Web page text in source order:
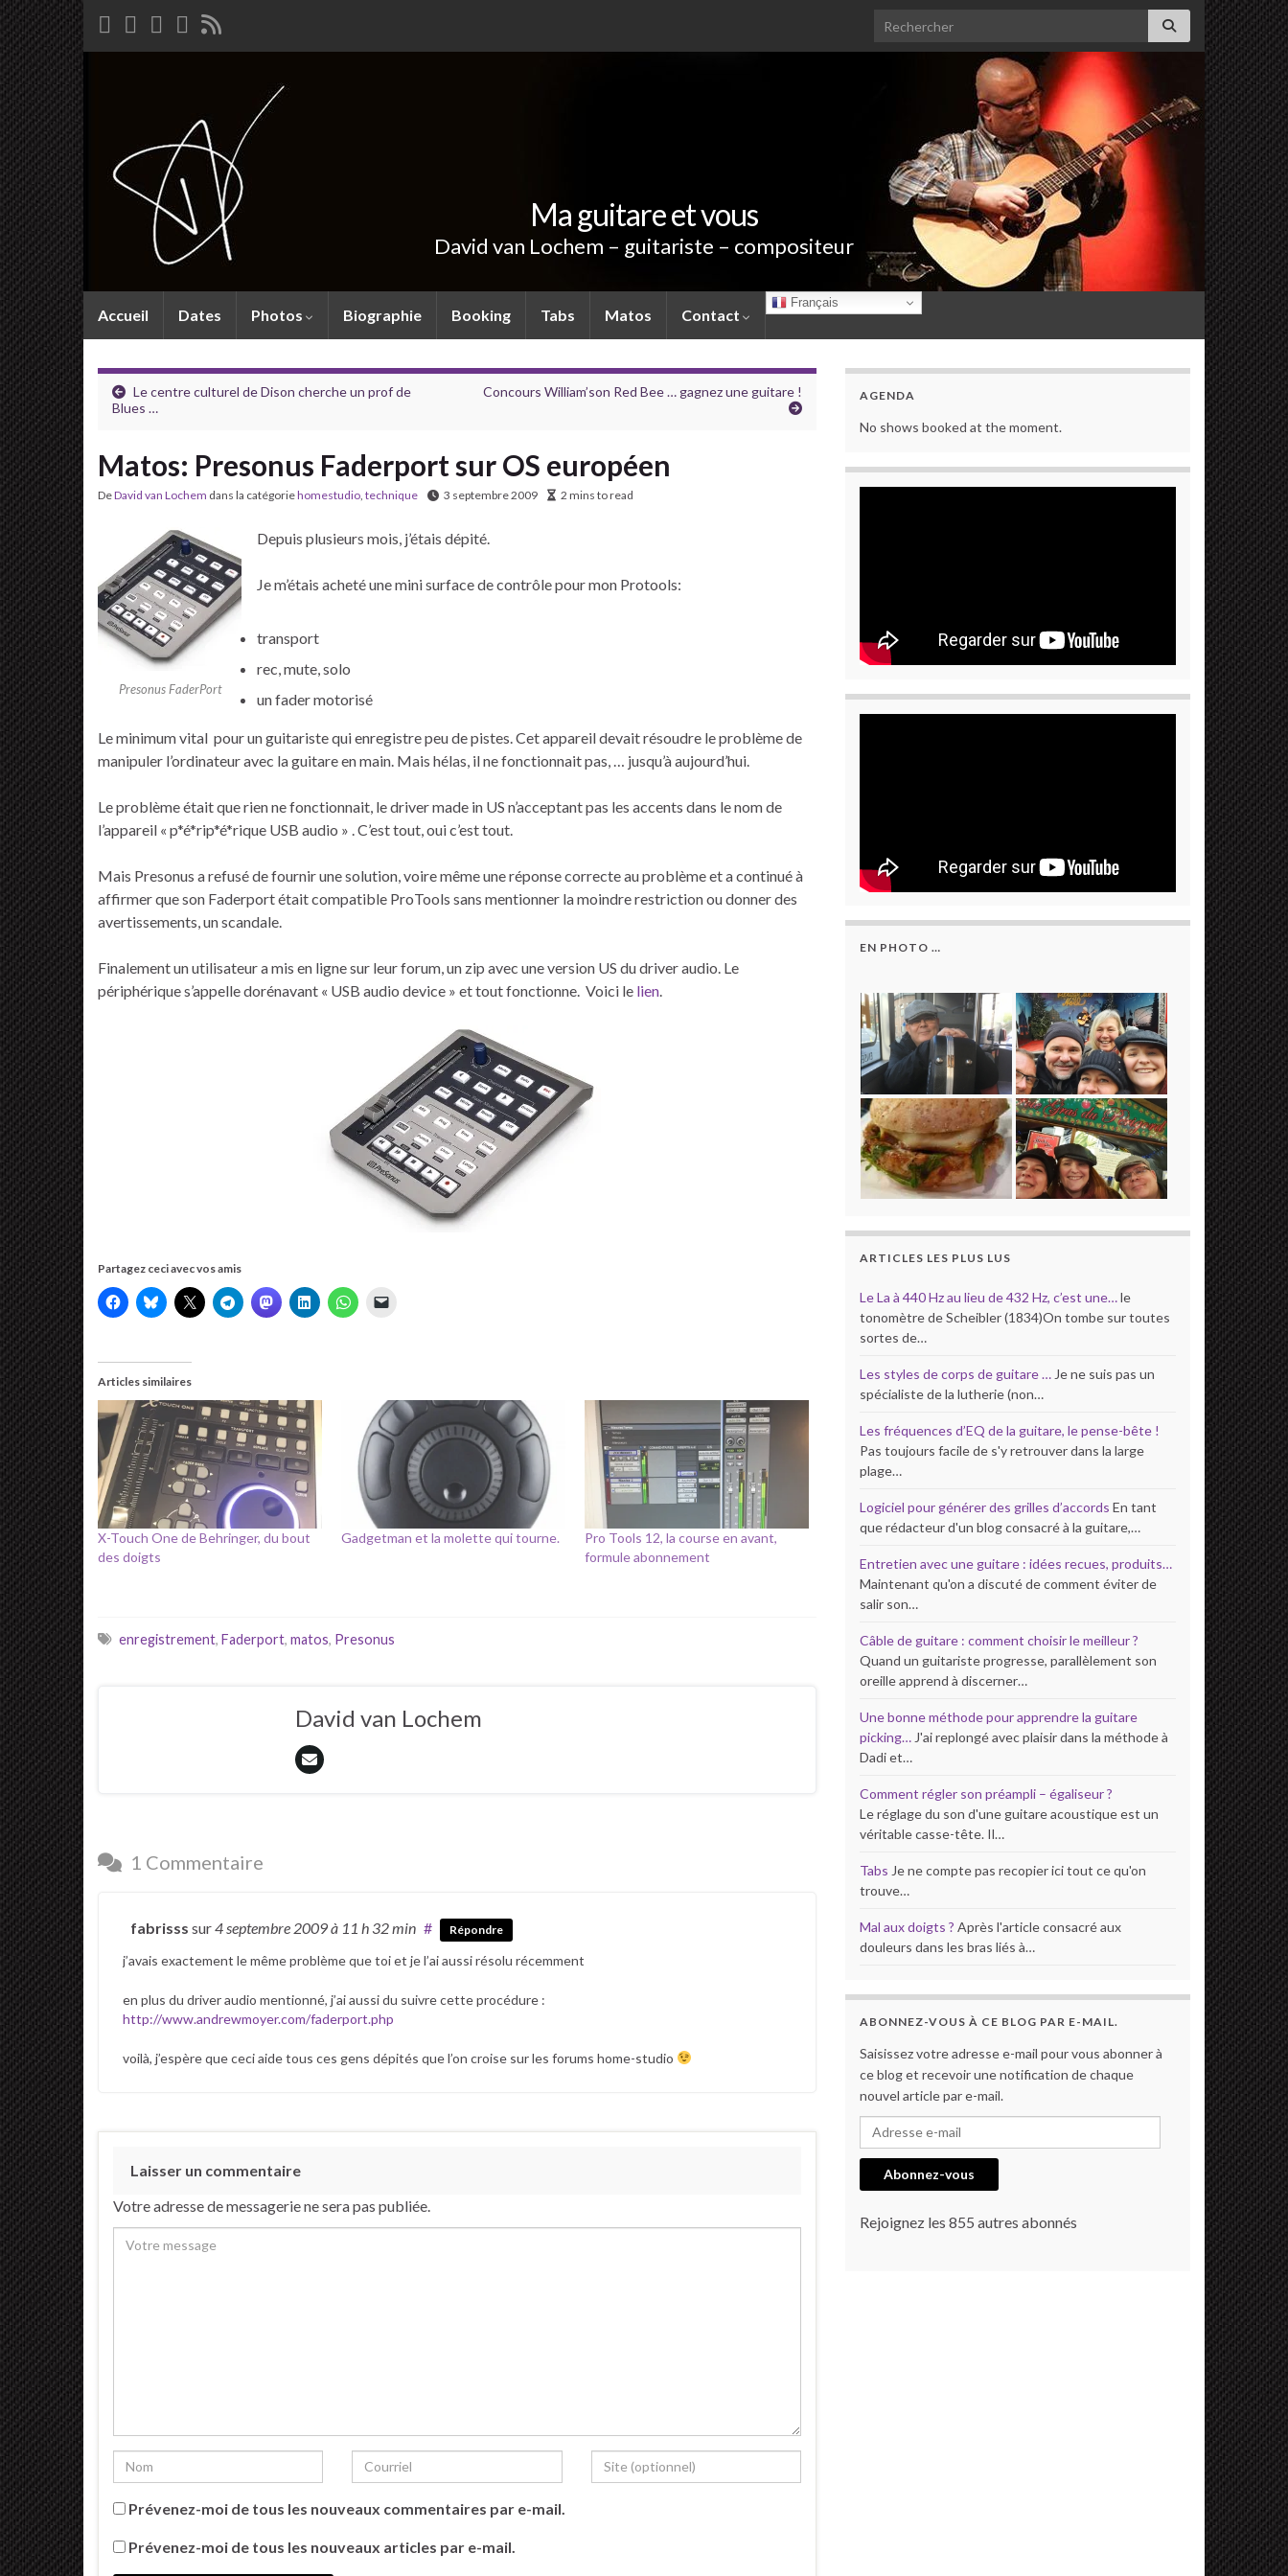
Search for:
Ma guitare et vous
David van Lochem – guitariste – compositeur
Accueil Dates Photos Biographie Booking Tabs Matos Contact
Français
Le centre culturel de Dison cherche un prof de
Blues …
Concours William’son Red Bee … gagnez une guitare !
Matos: Presonus Faderport sur OS européen
DeDavid van Lochem dans la catégoriehomestudio, technique 3 septembre 2009 2 mins to read
Presonus FaderPort
Depuis plusieurs mois, j’étais dépité.
Je m’étais acheté une mini surface de contrôle pour mon Protools:
transport
rec, mute, solo
un fader motorisé
Le minimum vital pour un guitariste qui enregistre peu de pistes. Cet appareil devait résoudre le problème de
manipuler l’ordinateur avec la guitare en main. Mais hélas, il ne fonctionnait pas, … jusqu’à aujourd’hui.
Le problème était que rien ne fonctionnait, le driver made in US n’acceptant pas les accents dans le nom de
l’appareil « p*é*rip*é*rique USB audio » . C’est tout, oui c’est tout.
Mais Presonus a refusé de fournir une solution, voire même une réponse correcte au problème et a continué à
affirmer que son Faderport était compatible ProTools sans mentionner la moindre restriction ou donner des
avertissements, un scandale.
Finalement un utilisateur a mis en ligne sur leur forum, un zip avec une version US du driver audio. Le
périphérique s’appelle dorénavant « USB audio device » et tout fonctionne. Voici le lien.
Partagez ceci avec vos amis
Articles similaires
X-Touch One de Behringer, du bout
des doigts
Gadgetman et la molette qui tourne.
Pro Tools 12, la course en avant,
formule abonnement
enregistrement, Faderport, matos, Presonus
David van Lochem
1 Commentaire
fabrisss sur4 septembre 2009à 11 h 32 min # Répondre
j’avais exactement le même problème que toi et je l’ai aussi résolu récemment
en plus du driver audio mentionné, j’ai aussi du suivre cette procédure :
http://www.andrewmoyer.com/faderport.php
voilà, j’espère que ceci aide tous ces gens dépités que l’on croise sur les forums home-studio
Laisser un commentaire
Votre adresse de messagerie ne sera pas publiée.
Prévenez-moi de tous les nouveaux commentaires par e-mail.
Prévenez-moi de tous les nouveaux articles par e-mail.
AGENDA
No shows booked at the moment.
EN PHOTO …
ARTICLES LES PLUS LUS
Le La à 440 Hz au lieu de 432 Hz, c’est une…le
tonomètre de Scheibler (1834)On tombe sur toutes
sortes de…
Les styles de corps de guitare … Je ne suis pas un
spécialiste de la lutherie (non…
Les fréquences d’EQ de la guitare, le pense-bête !
Pas toujours facile de s'y retrouver dans la large
plage…
Logiciel pour générer des grilles d’accords En tant
que rédacteur d'un blog consacré à la guitare,…
Entretien avec une guitare : idées recues, produits…
Maintenant qu'on a discuté de comment éviter de
salir son…
Câble de guitare : comment choisir le meilleur ?
Quand un guitariste progresse, parallèlement son
oreille apprend à discerner…
Une bonne méthode pour apprendre la guitare
picking… J'ai replongé avec plaisir dans la méthode à
Dadi et…
Comment régler son préampli – égaliseur ?
Le réglage du son d'une guitare acoustique est un
véritable casse-tête. Il…
Tabs Je ne compte pas recopier ici tout ce qu'on
trouve…
Mal aux doigts ? Après l'article consacré aux
douleurs dans les bras liés à…
ABONNEZ-VOUS À CE BLOG PAR E-MAIL.
Saisissez votre adresse e-mail pour vous abonner à
ce blog et recevoir une notification de chaque
nouvel article par e-mail.
Adresse e-mail
Abonnez-vous
Rejoignez les 855 autres abonnés